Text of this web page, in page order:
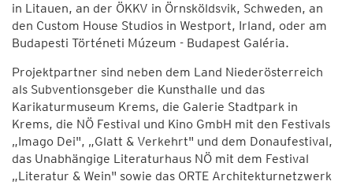
in Litauen, an der ÖKKV in Örnsköldsvik, Schweden, an
den Custom House Studios in Westport, Irland, oder am
Budapesti Történeti Múzeum - Budapest Galéria.
Projektpartner sind neben dem Land Niederösterreich
als Subventionsgeber die Kunsthalle und das
Karikaturmuseum Krems, die Galerie Stadtpark in
Krems, die NÖ Festival und Kino GmbH mit den Festivals
„Imago Dei", „Glatt & Verkehrt" und dem Donaufestival,
das Unabhängige Literaturhaus NÖ mit dem Festival
„Literatur & Wein" sowie das ORTE Architekturnetzwerk